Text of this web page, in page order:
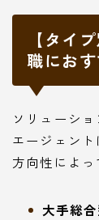
【タイ
職にお
ソリューシ
エージェン
方向性によっ
大手総